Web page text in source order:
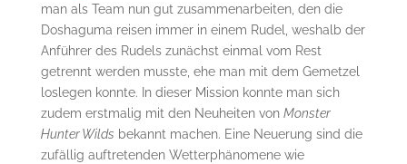
man als Team nun gut zusammenarbeiten, den die
Doshaguma reisen immer in einem Rudel, weshalb der
Anführer des Rudels zunächst einmal vom Rest
getrennt werden musste, ehe man mit dem Gemetzel
loslegen konnte. In dieser Mission konnte man sich
zudem erstmalig mit den Neuheiten von Monster
Hunter Wilds bekannt machen. Eine Neuerung sind die
zufällig auftretenden Wetterphänomene wie